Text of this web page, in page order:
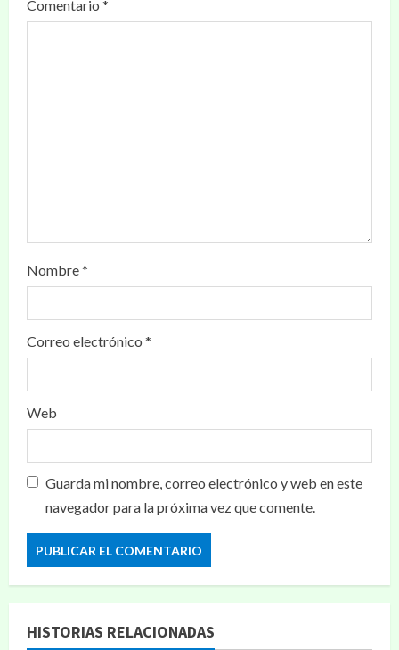
Comentario *
Nombre*
Correo electrónico *
Web
Guarda mi nombre, correo electrónico y web en este
navegador para la próxima vez que comente.
HISTORIAS RELACIONADAS